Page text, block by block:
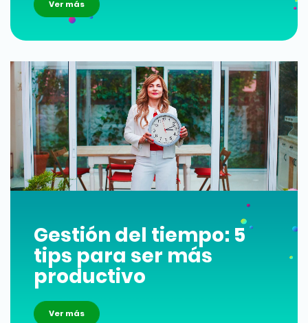
Ver más
Gestión del tiempo: 5
tips para ser más
productivo
Ver más